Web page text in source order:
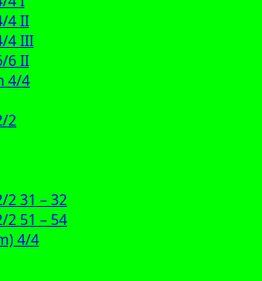
4 II
4 III
6 II
4/4
2
2 31 – 32
2 51 – 54
4/4